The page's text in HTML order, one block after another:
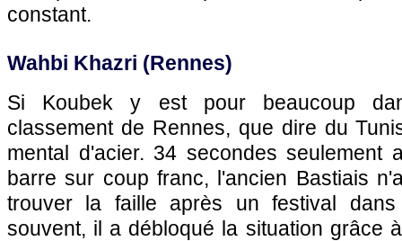
constant.
Wahbi Khazri (Rennes)
Si Koubek y est pour beaucoup
classement de Rennes, que dire du
mental d'acier. 34 secondes seulement
barre sur coup franc, l'ancien Bastiais
trouver la faille après un festival
souvent, il a débloqué la situation grâce